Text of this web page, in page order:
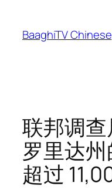
content
BaaghiTV Chinese
联邦调
罗里达
超过